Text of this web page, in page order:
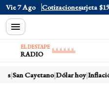
Vie 7 Ago Cotizaciones
$1520 Dólar Tarjeta $1976
EL DESTAPE
RADIO
San Cayetano Dólar hoy Inflación